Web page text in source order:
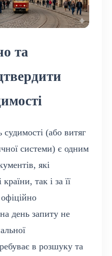
та
судимості (або витяг
системи) є одним
які
так і за її
день запиту не
в розшуку та